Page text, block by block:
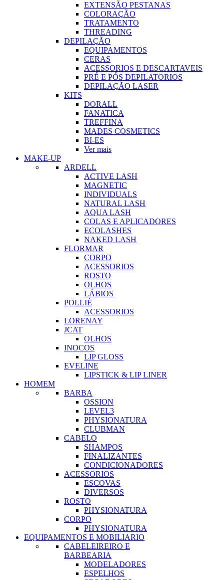
EXTENSÃO PESTANAS
COLORAÇÃO
TRATAMENTO
THREADING
DEPILAÇÃO
EQUIPAMENTOS
CERAS
ACESSORIOS E DESCARTAVEIS
PRÉ E PÓS DEPILATORIOS
DEPILAÇÃO LASER
KITS
DORALL
FANATICA
TREFFINA
MADES COSMETICS
BI-ES
Ver mais
MAKE-UP
ARDELL
ACTIVE LASH
MAGNETIC
INDIVIDUALS
NATURAL LASH
AQUA LASH
COLAS E APLICADORES
ECOLASHES
NAKED LASH
FLORMAR
CORPO
ACESSORIOS
ROSTO
OLHOS
LÁBIOS
POLLIÉ
ACESSORIOS
LORENAY
JCAT
OLHOS
INOCOS
LIP GLOSS
EVELINE
LIPSTICK & LIP LINER
HOMEM
BARBA
OSSION
LEVEL3
PHYSIONATURA
CLUBMAN
CABELO
SHAMPOS
FINALIZANTES
CONDICIONADORES
ACESSORIOS
ESCOVAS
DIVERSOS
ROSTO
PHYSIONATURA
CORPO
PHYSIONATURA
EQUIPAMENTOS E MOBILIARIO
CABELEIREIRO E
BARBEARIA
MODELADORES
ESPELHOS